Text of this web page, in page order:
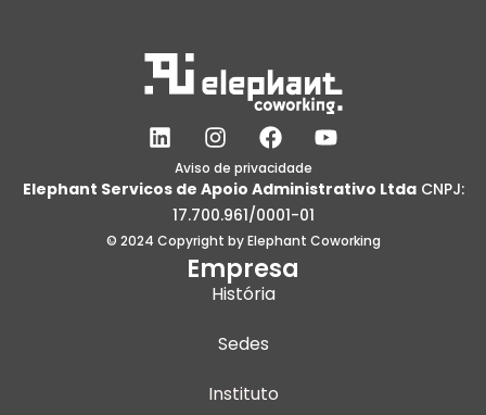
L
i
k
d
I
n
s
t
a
g
r
a
m
F
a
c
e
b
o
o
k
Y
o
t
b
Aviso de privacidade
Elephant Servicos de Apoio Administrativo LtdaCNPJ:
17.700.961/0001-01
© 2024 Copyright by Elephant Coworking
Empresa
História
Sedes
Instituto